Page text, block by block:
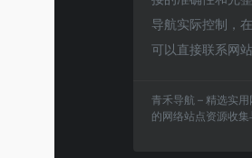
导航实际控制，
可以直接联系网
青禾导航 – 精选实
的网络站点资源收集